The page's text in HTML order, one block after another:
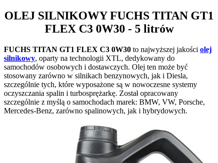
OLEJ SILNIKOWYFUCHS TITAN GT1
FLEX C3 0W30 - 5 litrów
FUCHS TITAN GT1 FLEX C3 0W30 to najwyższej jakości olej
silnikowy, oparty na technologii XTL, dedykowany do
samochodów osobowych i dostawczych. Olej ten może być
stosowany zarówno w silnikach benzynowych, jak i Diesla,
szczególnie tych, które wyposażone są w nowoczesne systemy
oczyszczania spalin i turbosprężarkę. Został opracowany
szczególnie z myślą o samochodach marek: BMW, VW, Porsche,
Mercedes-Benz, zarówno spalinowych, jak i hybrydowych.